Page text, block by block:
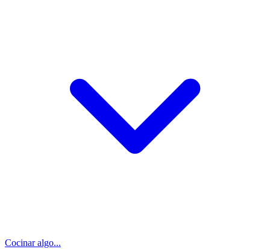
Cocinar algo...